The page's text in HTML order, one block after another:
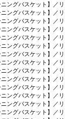
ングバスケット】／リ
ングバスケット】／
ングバスケット】／リ
ングバスケット】／リ
ングバスケット】／
ングバスケット】／リ
ングバスケット】／リ
ングバスケット】／リ
ングバスケット】／リ
ングバスケット】／リ
ングバスケット】／
ングバスケット】／リ
ングバスケット】／
ングバスケット】／リ